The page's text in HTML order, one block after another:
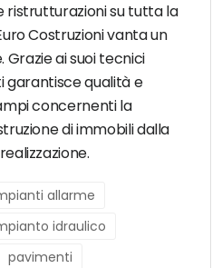
ristrutturazioni su tutta la
Costruzioni vanta un
ai suoi tecnici
garantisce qualità e
concernenti la
di immobili dalla
allarme
idraulico
pavimenti